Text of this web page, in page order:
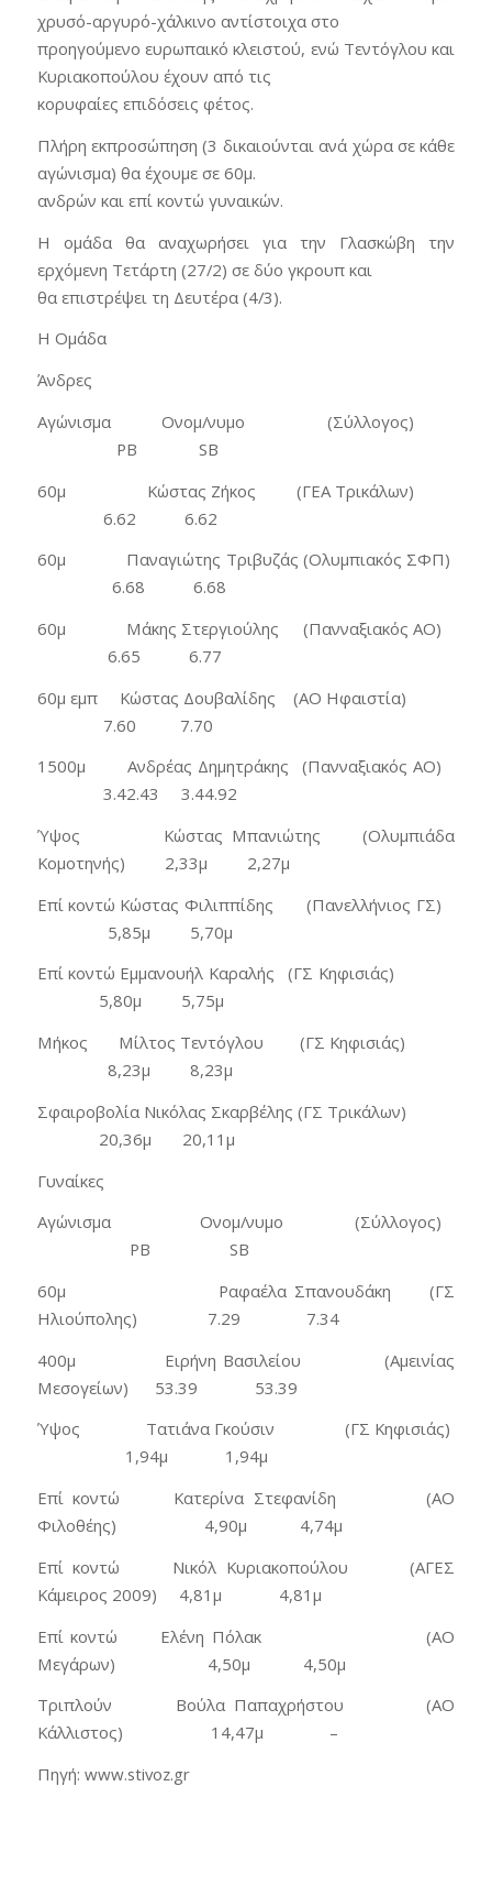
χρυσό-αργυρό-χάλκινο αντίστοιχα στο
προηγούμενο ευρωπαικό κλειστού, ενώ Τεντόγλου και
Κυριακοπούλου έχουν από τις
κορυφαίες επιδόσεις φέτος.
Πλήρη εκπροσώπηση (3 δικαιούνται ανά χώρα σε κάθε
αγώνισμα) θα έχουμε σε 60μ.
ανδρών και επί κοντώ γυναικών.
Η ομάδα θα αναχωρήσει για την Γλασκώβη την
ερχόμενη Τετάρτη (27/2) σε δύο γκρουπ και
θα επιστρέψει τη Δευτέρα (4/3).
Η Ομάδα
Άνδρες
Αγώνισμα Ονομ/νυμο (Σύλλογος)
PB SB
60μ Κώστας Ζήκος (ΓΕΑ Τρικάλων)
6.62 6.62
60μ Παναγιώτης Τριβυζάς (Ολυμπιακός ΣΦΠ)
6.68 6.68
60μ Μάκης Στεργιούλης (Πανναξιακός ΑΟ)
6.65 6.77
60μ εμπ Κώστας Δουβαλίδης (ΑΟ Ηφαιστία)
7.60 7.70
1500μ Ανδρέας Δημητράκης (Πανναξιακός ΑΟ)
3.42.43 3.44.92
Ύψος Κώστας Μπανιώτης (Ολυμπιάδα
Κομοτηνής) 2,33μ 2,27μ
Επί κοντώ Κώστας Φιλιππίδης (Πανελλήνιος ΓΣ)
5,85μ 5,70μ
Επί κοντώ Εμμανουήλ Καραλής (ΓΣ Κηφισιάς)
5,80μ 5,75μ
Μήκος Μίλτος Τεντόγλου (ΓΣ Κηφισιάς)
8,23μ 8,23μ
Σφαιροβολία Νικόλας Σκαρβέλης (ΓΣ Τρικάλων)
20,36μ 20,11μ
Γυναίκες
Αγώνισμα Ονομ/νυμο (Σύλλογος)
PB SB
60μ Ραφαέλα Σπανουδάκη (ΓΣ
Ηλιούπολης) 7.29 7.34
400μ Ειρήνη Βασιλείου (Αμεινίας
Μεσογείων) 53.39 53.39
Ύψος Τατιάνα Γκούσιν (ΓΣ Κηφισιάς)
1,94μ 1,94μ
Επί κοντώ Κατερίνα Στεφανίδη (ΑΟ
Φιλοθέης) 4,90μ 4,74μ
Επί κοντώ Νικόλ Κυριακοπούλου (ΑΓΕΣ
Κάμειρος 2009) 4,81μ 4,81μ
Επί κοντώ Ελένη Πόλακ (ΑΟ
Μεγάρων) 4,50μ 4,50μ
Τριπλούν Βούλα Παπαχρήστου (ΑΟ
Κάλλιστος) 14,47μ –
Πηγή: www.stivoz.gr